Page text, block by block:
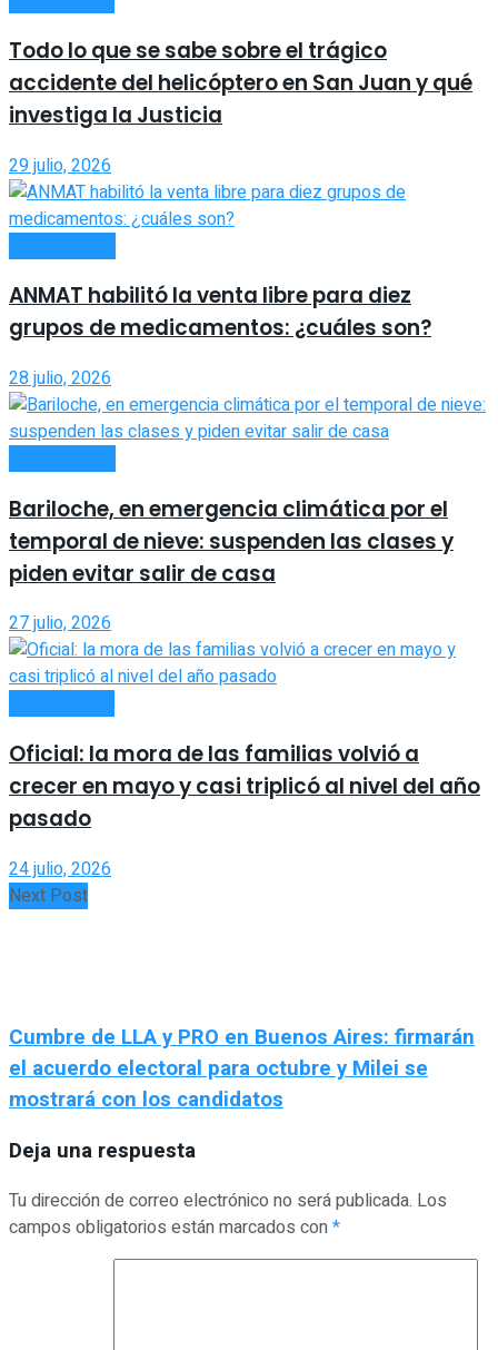
Todo lo que se sabe sobre el trágico
accidente del helicóptero en San Juan y qué
investiga la Justicia
29 julio, 2026
ANMAT habilitó la venta libre para diez
grupos de medicamentos: ¿cuáles son?
28 julio, 2026
Bariloche, en emergencia climática por el
temporal de nieve: suspenden las clases y
piden evitar salir de casa
27 julio, 2026
Oficial: la mora de las familias volvió a
crecer en mayo y casi triplicó al nivel del año
pasado
24 julio, 2026
Next Post
Cumbre de LLA y PRO en Buenos Aires: firmarán
el acuerdo electoral para octubre y Milei se
mostrará con los candidatos
Deja una respuesta
Tu dirección de correo electrónico no será publicada. Los
campos obligatorios están marcados con*